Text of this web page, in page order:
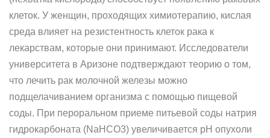
клеток. У женщин, проходящих химиотерапию, кислая
среда влияет на резистентность клеток рака к
лекарствам, которые они принимают. Исследователи
университета в Аризоне подтверждают теорию о том,
что лечить рак молочной железы можно
подщелачиванием организма с помощью пищевой
соды. При пероральном приеме питьевой соды натрия
гидрокарбоната (NaHCO3) увеличивается рН опухоли